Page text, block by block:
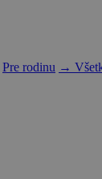
Pre rodinu →